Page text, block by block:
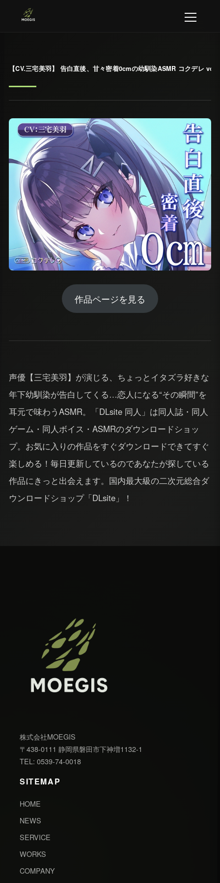
【CV.三宅美羽】 告白直後、甘々密着0cmの幼馴染ASMR コクデレ
作品ページを見る
声優【三宅美羽】が演じる、ちょっとイタズラ好きな
年下幼馴染が告白してくる…恋人になる“その瞬間”を
耳元で味わうASMR。「DLsite 同人」は同人誌・同人
ゲーム・同人ボイス・ASMRのダウンロードショッ
プ。お気に入りの作品をすぐダウンロードできてすぐ
楽しめる！毎日更新しているのであなたが探している
作品にきっと出会えます。国内最大級の二次元総合ダ
ウンロードショップ「DLsite」！
株式会社MOEGIS
〒438-0111 静岡県磐田市下神増1132-1
TEL: 0539-74-0018
SITEMAP
HOME
NEWS
SERVICE
WORKS
COMPANY